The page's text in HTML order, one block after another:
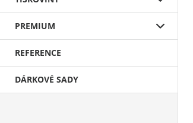
PREMIUM
REFERENCE
DÁRKOVÉ SADY